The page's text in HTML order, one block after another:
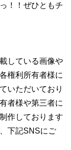
！！ぜひともチ
している画像や
権利所有者様に
いただいており
者様や第三者に
作しております
下記SNSにご